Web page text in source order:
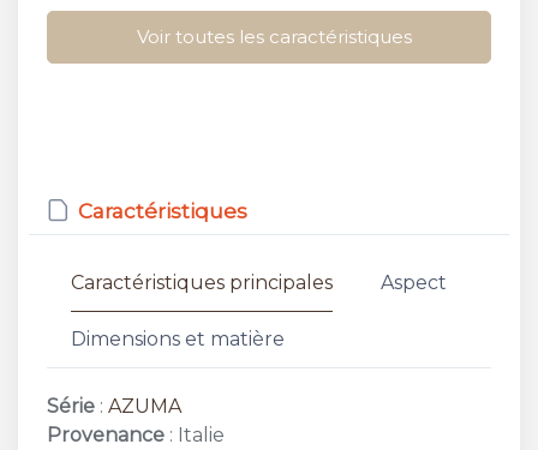
Voir toutes les caractéristiques
Caractéristiques
Caractéristiques principales Aspect
Dimensions et matière
Série : AZUMA
Provenance : Italie